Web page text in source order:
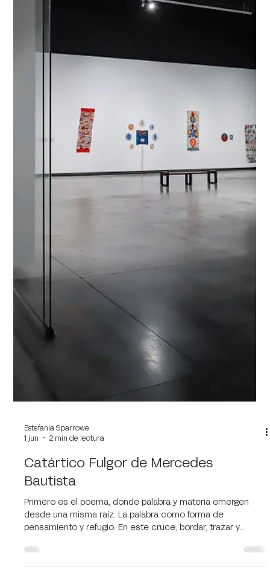
Estefania Sparrowe
1 jun
2 min de lectura
Catártico Fulgor de Mercedes
Bautista
desde una misma raíz. La palabra como forma de
pensamiento y refugio. En este cruce, bordar, trazar y